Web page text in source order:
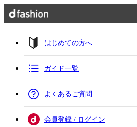
はじめての方へ
ガイド一覧
よくあるご質問
会員登録 / ログイン